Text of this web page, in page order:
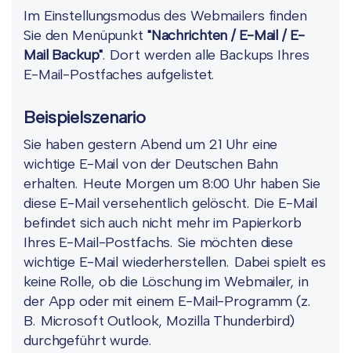
Im Einstellungsmodus des Webmailers finden
Sie den Menüpunkt "Nachrichten / E-Mail / E-
Mail Backup". Dort werden alle Backups Ihres
E-Mail-Postfaches aufgelistet.
Beispielszenario
Sie haben gestern Abend um 21 Uhr eine
wichtige E-Mail von der Deutschen Bahn
erhalten. Heute Morgen um 8:00 Uhr haben Sie
diese E-Mail versehentlich gelöscht. Die E-Mail
befindet sich auch nicht mehr im Papierkorb
Ihres E-Mail-Postfachs. Sie möchten diese
wichtige E-Mail wiederherstellen. Dabei spielt es
keine Rolle, ob die Löschung im Webmailer, in
der App oder mit einem E-Mail-Programm (z.
B. Microsoft Outlook, Mozilla Thunderbird)
durchgeführt wurde.